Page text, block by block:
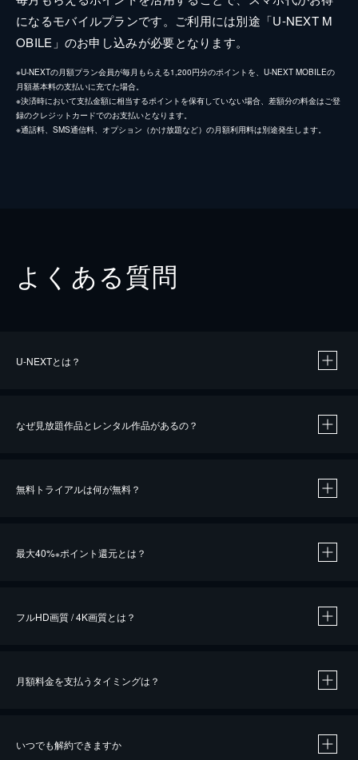
になるモバイルプランです。ご利用には別途「U-NEXT M
OBILE」のお申し込みが必要となります。
※U-NEXTの月額プラン会員が毎月もらえる1,200円分のポイントを、U-NEXT MOBILEの
月額基本料の支払いに充てた場合。
※決済時において支払金額に相当するポイントを保有していない場合、差額分の料金はご登
録のクレジットカードでのお支払いとなります。
※通話料、SMS通信料、オプション（かけ放題など）の月額利用料は別途発生します。
よくある質問
U-NEXTとは？
なぜ見放題作品とレンタル作品があるの？
無料トライアルは何が無料？
最大40%※ポイント還元とは？
※40％ポイント還元の対象は、クレジットカード決済による作品の購入 / レンタルです。
フルHD画質 / 4K画質とは？
月額料金を支払うタイミングは？
いつでも解約できますか